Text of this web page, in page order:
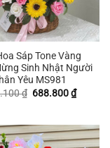
Sáp Tone Vàng
Sinh Nhật Người
Yêu MS981
₫ Giá
688.800₫Giá
hiện